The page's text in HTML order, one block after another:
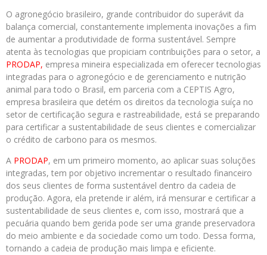
O agronegócio brasileiro, grande contribuidor do superávit da
balança comercial, constantemente implementa inovações a fim
de aumentar a produtividade de forma sustentável. Sempre
atenta às tecnologias que propiciam contribuições para o setor, a
PRODAP, empresa mineira especializada em oferecer tecnologias
integradas para o agronegócio e de gerenciamento e nutrição
animal para todo o Brasil, em parceria com a CEPTIS Agro,
empresa brasileira que detém os direitos da tecnologia suíça no
setor de certificação segura e rastreabilidade, está se preparando
para certificar a sustentabilidade de seus clientes e comercializar
o crédito de carbono para os mesmos.
A PRODAP, em um primeiro momento, ao aplicar suas soluções
integradas, tem por objetivo incrementar o resultado financeiro
dos seus clientes de forma sustentável dentro da cadeia de
produção. Agora, ela pretende ir além, irá mensurar e certificar a
sustentabilidade de seus clientes e, com isso, mostrará que a
pecuária quando bem gerida pode ser uma grande preservadora
do meio ambiente e da sociedade como um todo. Dessa forma,
tornando a cadeia de produção mais limpa e eficiente.